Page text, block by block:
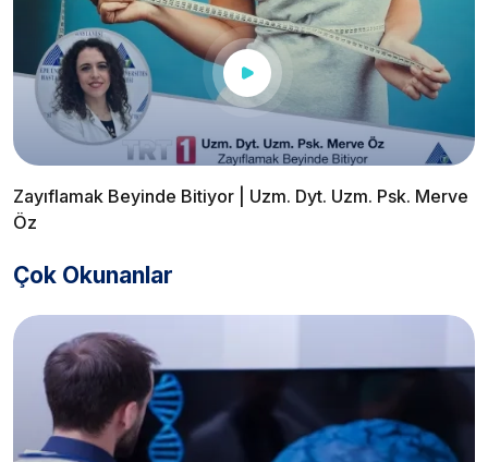
Zayıflamak Beyinde Bitiyor | Uzm. Dyt. Uzm. Psk. Merve
Öz
Çok Okunanlar